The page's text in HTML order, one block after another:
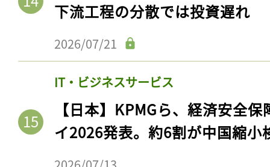
下流工程の分散では投資遅れ
2026/07/21
IT・ビジネスサービス
【日本】KPMGら、経済安全
イ2026発表。約6割が中国縮小